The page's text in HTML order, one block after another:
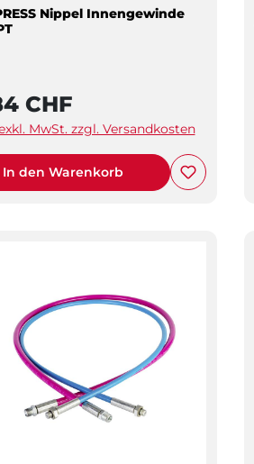
Nippel Innengewinde
CHF
MwSt. zzgl. Versandkosten
In den Warenkorb